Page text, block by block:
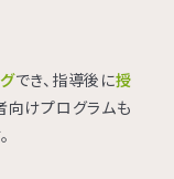
でき、指導後に授
向けプログラムも